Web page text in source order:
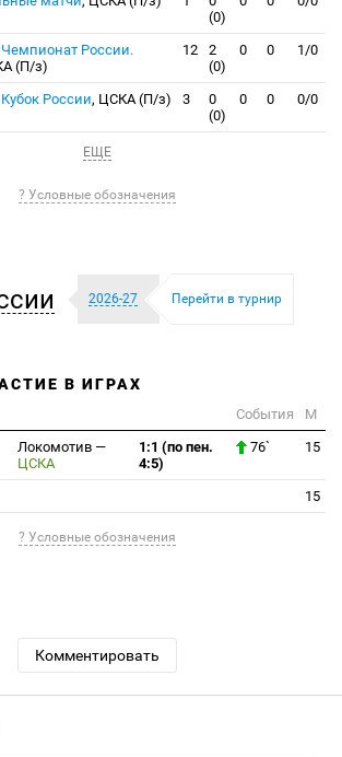
(0)
Чемпионат России.
(П/з)
12
2
(0)
0 0 1/0
России, ЦСКА (П/з) 3
0
(0)
0 0 0/0
ЕЩЕ
? Условные обозначения
2026-27 Перейти в турнир
В ИГРАХ
События
М
Локомотив —
ЦСКА
1:1 (по пен.
4:5)
76` 15
15
? Условные обозначения
Комментировать